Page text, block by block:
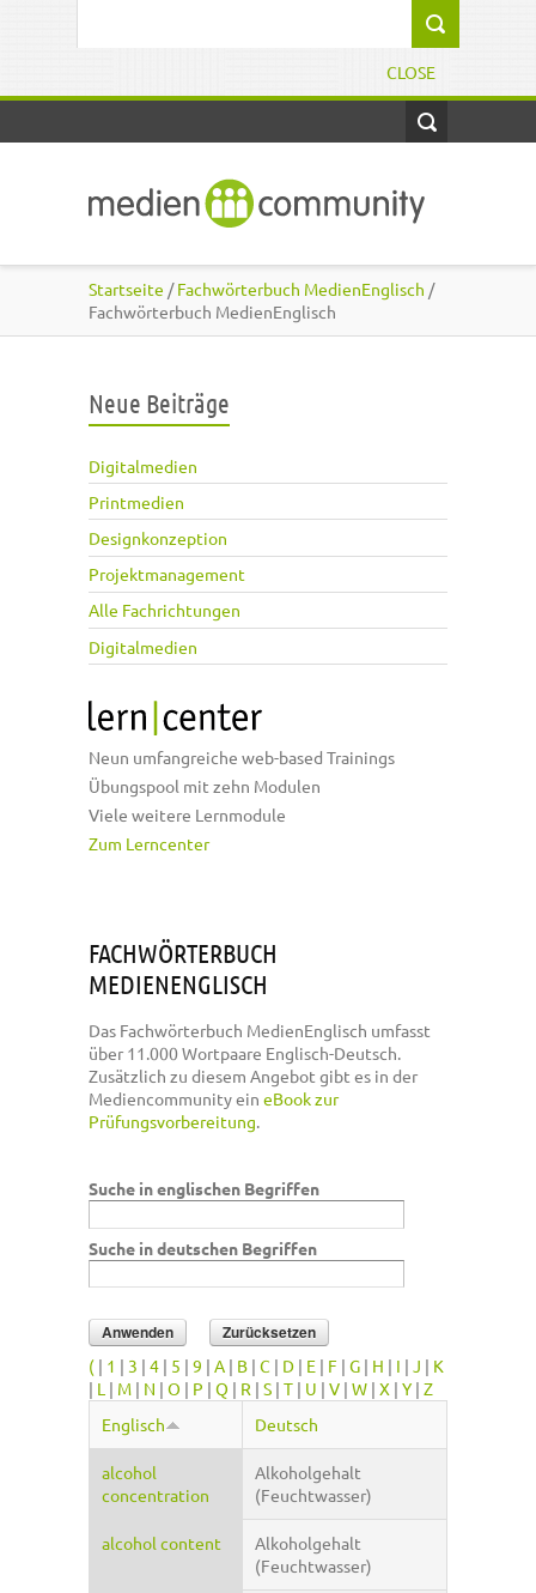
CLOSE
Startseite /Fachwörterbuch MedienEnglisch /
Fachwörterbuch MedienEnglisch
Neue Beiträge
Digitalmedien
Printmedien
Designkonzeption
Projektmanagement
Alle Fachrichtungen
Digitalmedien
Neun umfangreiche web-based Trainings
Übungspool mit zehn Modulen
Viele weitere Lernmodule
Zum Lerncenter
FACHWÖRTERBUCH
MEDIENENGLISCH
Das Fachwörterbuch MedienEnglisch umfasst
über 11.000 Wortpaare Englisch-Deutsch.
Zusätzlich zu diesem Angebot gibt es in der
Mediencommunity ein eBook zur
Prüfungsvorbereitung.
Suche in englischen Begriffen
Suche in deutschen Begriffen
( | 1 | 3 | 4 | 5 | 9 | A | B | C | D | E | F | G | H | I | J | K
| L | M | N | O | P | Q | R | S | T | U | V | W | X | Y | Z
Englisch
Deutsch
alcohol
concentration
Alkoholgehalt
(Feuchtwasser)
alcohol content
Alkoholgehalt
(Feuchtwasser)